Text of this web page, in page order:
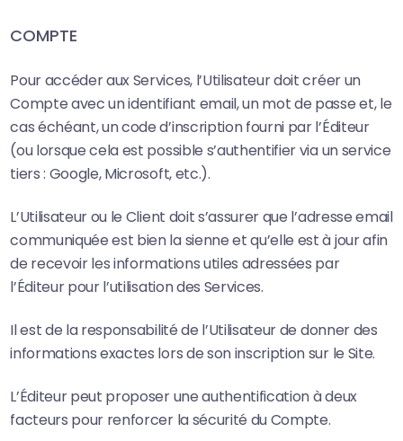
COMPTE
Pour accéder aux Services, l’Utilisateur doit créer un
Compte avec un identifiant email, un mot de passe et, le
cas échéant, un code d’inscription fourni par l’Éditeur
(ou lorsque cela est possible s’authentifier via un service
tiers : Google, Microsoft, etc.).
L’Utilisateur ou le Client doit s’assurer que l’adresse email
communiquée est bien la sienne et qu’elle est à jour afin
de recevoir les informations utiles adressées par
l’Éditeur pour l’utilisation des Services.
Il est de la responsabilité de l’Utilisateur de donner des
informations exactes lors de son inscription sur le Site.
L’Éditeur peut proposer une authentification à deux
facteurs pour renforcer la sécurité du Compte.